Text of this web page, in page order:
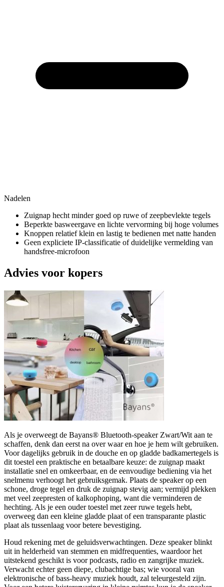
Nadelen
Zuignap hecht minder goed op ruwe of zeepbevlekte tegels
Beperkte basweergave en lichte vervorming bij hoge volumes
Knoppen relatief klein en lastig te bedienen met natte handen
Geen expliciete IP-classificatie of duidelijke vermelding van
handsfree-microfoon
Advies voor kopers
Als je overweegt de Bayans® Bluetooth-speaker Zwart/Wit aan te
schaffen, denk dan eerst na over waar en hoe je hem wilt gebruiken.
Voor dagelijks gebruik in de douche en op gladde badkamertegels is
dit toestel een praktische en betaalbare keuze: de zuignap maakt
installatie snel en omkeerbaar, en de eenvoudige bediening via het
snelmenu verhoogt het gebruiksgemak. Plaats de speaker op een
schone, droge tegel en druk de zuignap stevig aan; vermijd plekken
met veel zeepresten of kalkophoping, want die verminderen de
hechting. Als je een ouder toestel met zeer ruwe tegels hebt,
overweeg dan een kleine gladde plaat of een transparante plastic
plaat als tussenlaag voor betere bevestiging.
Houd rekening met de geluidsverwachtingen. Deze speaker blinkt
uit in helderheid van stemmen en midfrequenties, waardoor het
uitstekend geschikt is voor podcasts, radio en zangrijke muziek.
Verwacht echter geen diepe, clubachtige bas; wie vooral van
elektronische of bass-heavy muziek houdt, zal teleurgesteld zijn.